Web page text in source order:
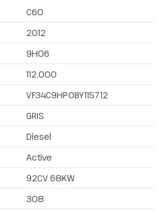
C60
2012
9H06
112.000
VF34C9HP0BY115712
GRIS
Diesel
Active
92CV 68KW
308